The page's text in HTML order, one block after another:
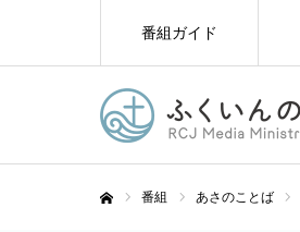
番組ガイド
番組 あさのことば